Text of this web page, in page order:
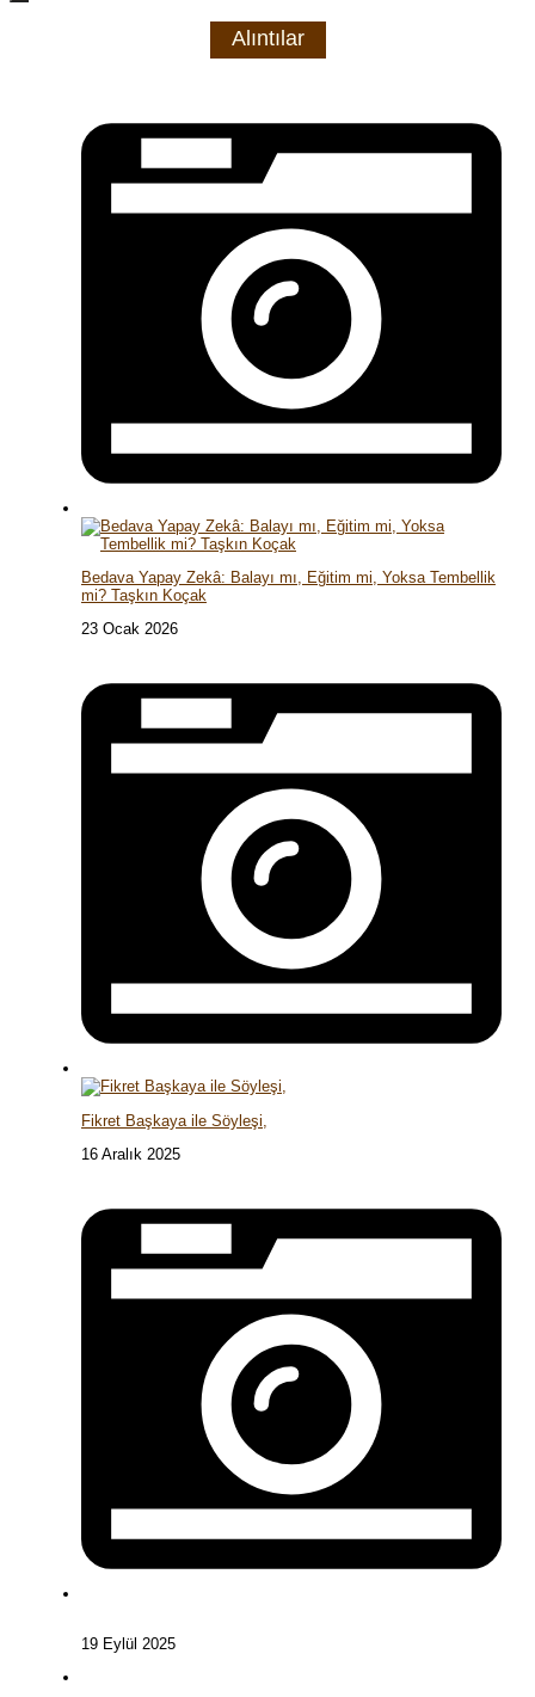
Alıntılar
Bedava Yapay Zekâ: Balayı mı, Eğitim mi, Yoksa Tembellik
mi? Taşkın Koçak
23 Ocak 2026
Fikret Başkaya ile Söyleşi,
16 Aralık 2025
19 Eylül 2025